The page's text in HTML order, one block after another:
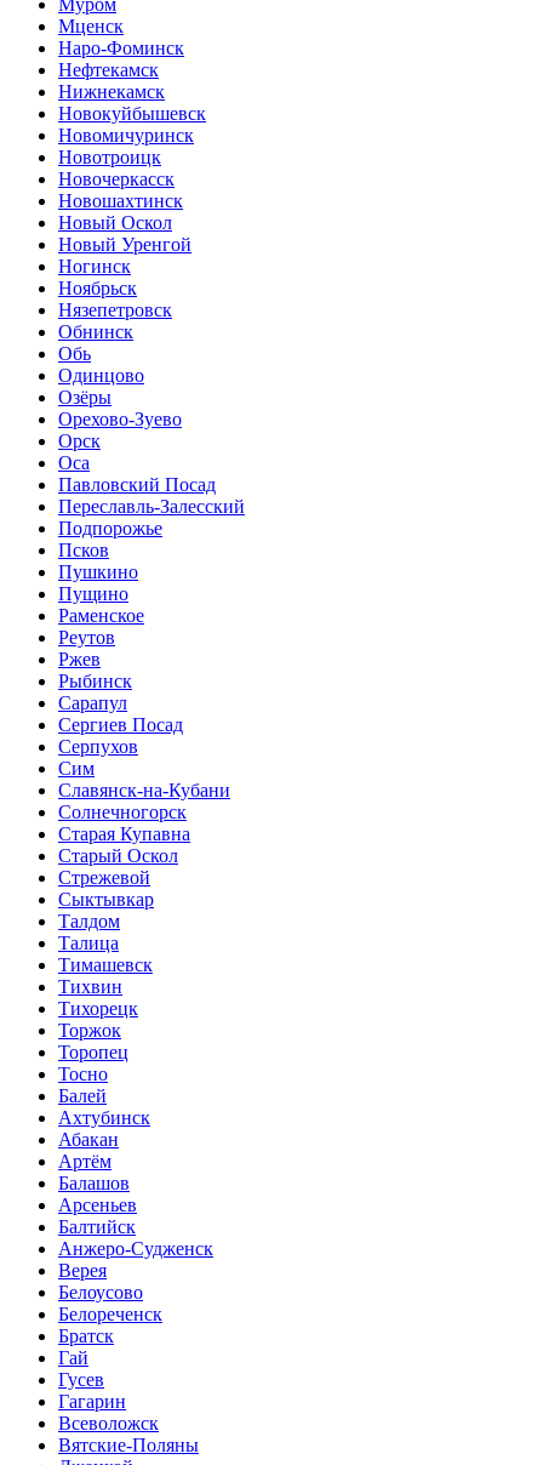
Мценск
Наро-Фоминск
Нефтекамск
Нижнекамск
Новокуйбышевск
Новомичуринск
Новотроицк
Новочеркасск
Новошахтинск
Новый Оскол
Новый Уренгой
Ногинск
Ноябрьск
Нязепетровск
Обнинск
Обь
Одинцово
Озёры
Орехово-Зуево
Орск
Оса
Павловский Посад
Переславль-Залесский
Подпорожье
Псков
Пушкино
Пущино
Раменское
Реутов
Ржев
Рыбинск
Сарапул
Сергиев Посад
Серпухов
Сим
Славянск-на-Кубани
Солнечногорск
Старая Купавна
Старый Оскол
Стрежевой
Сыктывкар
Талдом
Талица
Тимашевск
Тихвин
Тихорецк
Торжок
Торопец
Тосно
Балей
Ахтубинск
Абакан
Артём
Балашов
Арсеньев
Балтийск
Анжеро-Судженск
Верея
Белоусово
Белореченск
Братск
Гай
Гусев
Гагарин
Всеволожск
Вятские-Поляны